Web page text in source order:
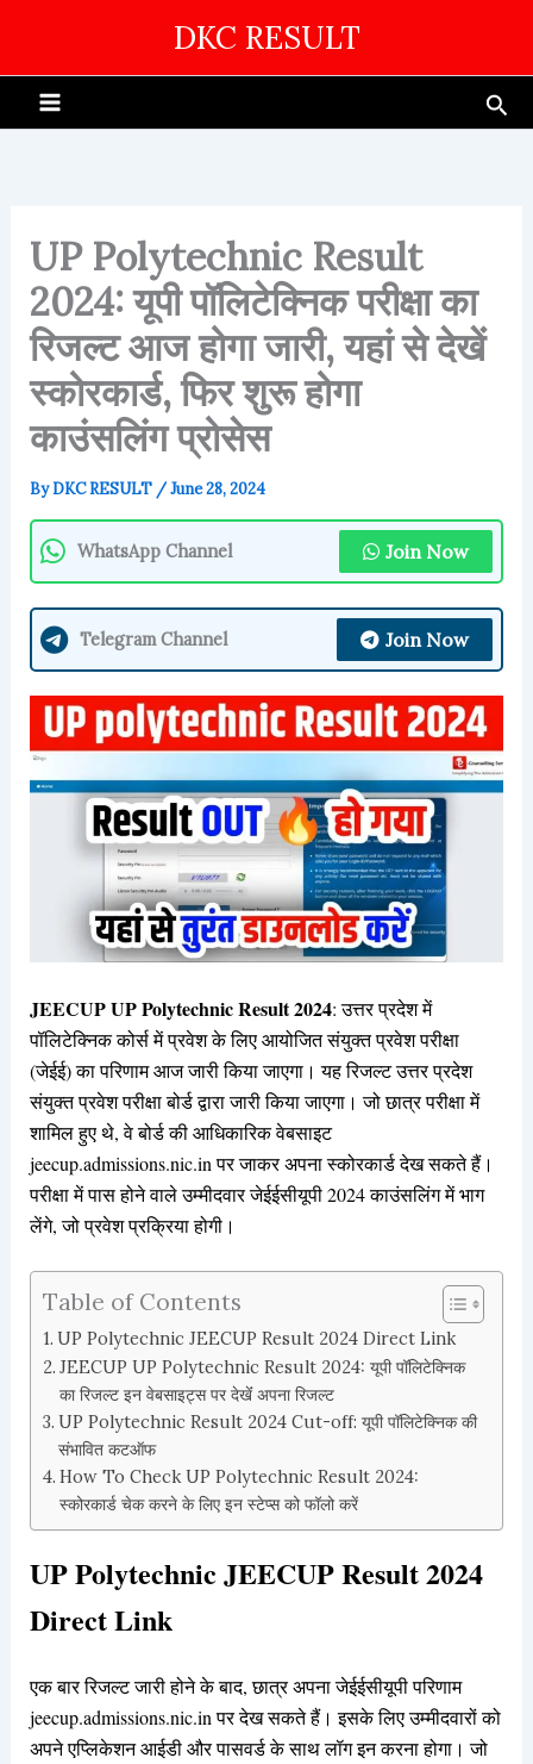
content
DKC RESULT
UP Polytechnic Result
2024: यूपी पॉलिटेक्निक परीक्षा का
रिजल्ट आज होगा जारी, यहां से देखें
स्कोरकार्ड, फिर शुरू होगा
काउंसलिंग प्रोसेस
ByDKC RESULT /June 28, 2024
WhatsApp Channel Join Now
Telegram Channel Join Now
JEECUP UP Polytechnic Result 2024: उत्तर प्रदेश में
पॉलिटेक्निक कोर्स में प्रवेश के लिए आयोजित संयुक्त प्रवेश परीक्षा
(जेईई) का परिणाम आज जारी किया जाएगा। यह रिजल्ट उत्तर प्रदेश
संयुक्त प्रवेश परीक्षा बोर्ड द्वारा जारी किया जाएगा। जो छात्र परीक्षा में
शामिल हुए थे, वे बोर्ड की आधिकारिक वेबसाइट
jeecup.admissions.nic.in पर जाकर अपना स्कोरकार्ड देख सकते हैं।
परीक्षा में पास होने वाले उम्मीदवार जेईईसीयूपी 2024 काउंसलिंग में भाग
लेंगे, जो प्रवेश प्रक्रिया होगी।
Table of Contents
UP Polytechnic JEECUP Result 2024 Direct Link
JEECUP UP Polytechnic Result 2024: यूपी पॉलिटेक्निक
का रिजल्ट इन वेबसाइट्स पर देखेंं अपना रिजल्ट
UP Polytechnic Result 2024 Cut-off: यूपी पॉलिटेक्निक की
संभावित कटऑफ
How To Check UP Polytechnic Result 2024:
स्कोरकार्ड चेक करने के लिए इन स्टेप्स को फॉलो करें
UP Polytechnic JEECUP Result 2024
Direct Link
एक बार रिजल्ट जारी होने के बाद, छात्र अपना जेईईसीयूपी परिणाम
jeecup.admissions.nic.in पर देख सकते हैं। इसके लिए उम्मीदवारों को
अपने एप्लिकेशन आईडी और पासवर्ड के साथ लॉग इन करना होगा। जो